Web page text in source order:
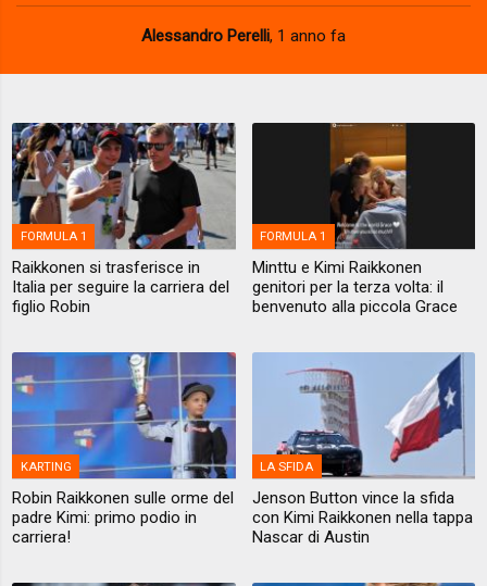
Alessandro Perelli, 1 anno fa
FORMULA 1
Raikkonen si trasferisce in
Italia per seguire la carriera del
figlio Robin
FORMULA 1
Minttu e Kimi Raikkonen
genitori per la terza volta: il
benvenuto alla piccola Grace
KARTING
Robin Raikkonen sulle orme del
padre Kimi: primo podio in
carriera!
LA SFIDA
Jenson Button vince la sfida
con Kimi Raikkonen nella tappa
Nascar di Austin